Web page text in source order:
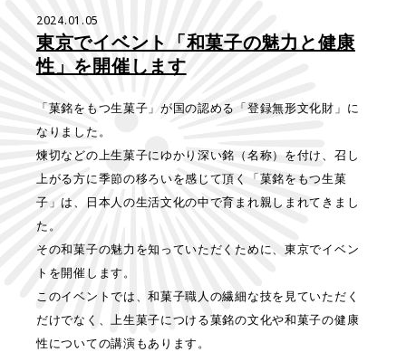
2024.01.05
東京でイベント「和菓子の魅力と健康
性」を開催します
「菓銘をもつ生菓子」が国の認める「登録無形文化財」に
なりました。
煉切などの上生菓子にゆかり深い銘（名称）を付け、召し
上がる方に季節の移ろいを感じて頂く「菓銘をもつ生菓
子」は、日本人の生活文化の中で育まれ親しまれてきまし
た。
その和菓子の魅力を知っていただくために、東京でイベン
トを開催します。
このイベントでは、和菓子職人の繊細な技を見ていただく
だけでなく、上生菓子につける菓銘の文化や和菓子の健康
性についての講演もあります。